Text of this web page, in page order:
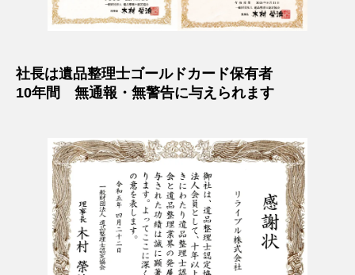
社長は遺品整理士ゴールドカード保有者
10年間 無通報・無警告に与えられます